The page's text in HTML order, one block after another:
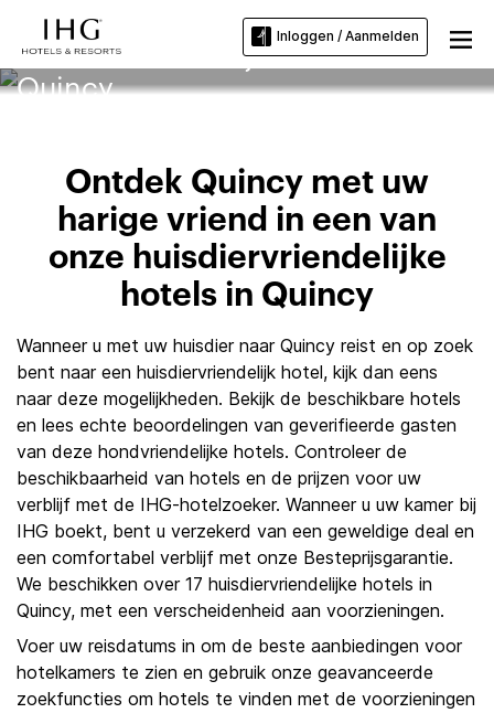
Inloggen / Aanmelden
Huisdiervriendelijke hotels in
Quincy
Ontdek Quincy met uw
harige vriend in een van
onze huisdiervriendelijke
hotels in Quincy
Wanneer u met uw huisdier naar Quincy reist en op zoek
bent naar een huisdiervriendelijk hotel, kijk dan eens
naar deze mogelijkheden. Bekijk de beschikbare hotels
en lees echte beoordelingen van geverifieerde gasten
van deze hondvriendelijke hotels. Controleer de
beschikbaarheid van hotels en de prijzen voor uw
verblijf met de IHG-hotelzoeker. Wanneer u uw kamer bij
IHG boekt, bent u verzekerd van een geweldige deal en
een comfortabel verblijf met onze Besteprijsgarantie.
We beschikken over 17 huisdiervriendelijke hotels in
Quincy, met een verscheidenheid aan voorzieningen.
Voer uw reisdatums in om de beste aanbiedingen voor
hotelkamers te zien en gebruik onze geavanceerde
zoekfuncties om hotels te vinden met de voorzieningen